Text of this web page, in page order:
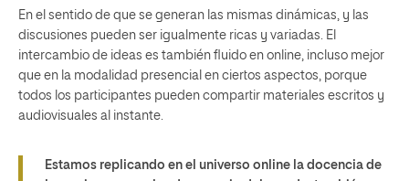
En el sentido de que se generan las mismas dinámicas, y las
discusiones pueden ser igualmente ricas y variadas. El
intercambio de ideas es también fluido en online, incluso mejor
que en la modalidad presencial en ciertos aspectos, porque
todos los participantes pueden compartir materiales escritos y
audiovisuales al instante.
Estamos replicando en el universo online la docencia de